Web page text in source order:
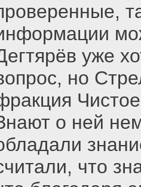
уже
но
о ней
что